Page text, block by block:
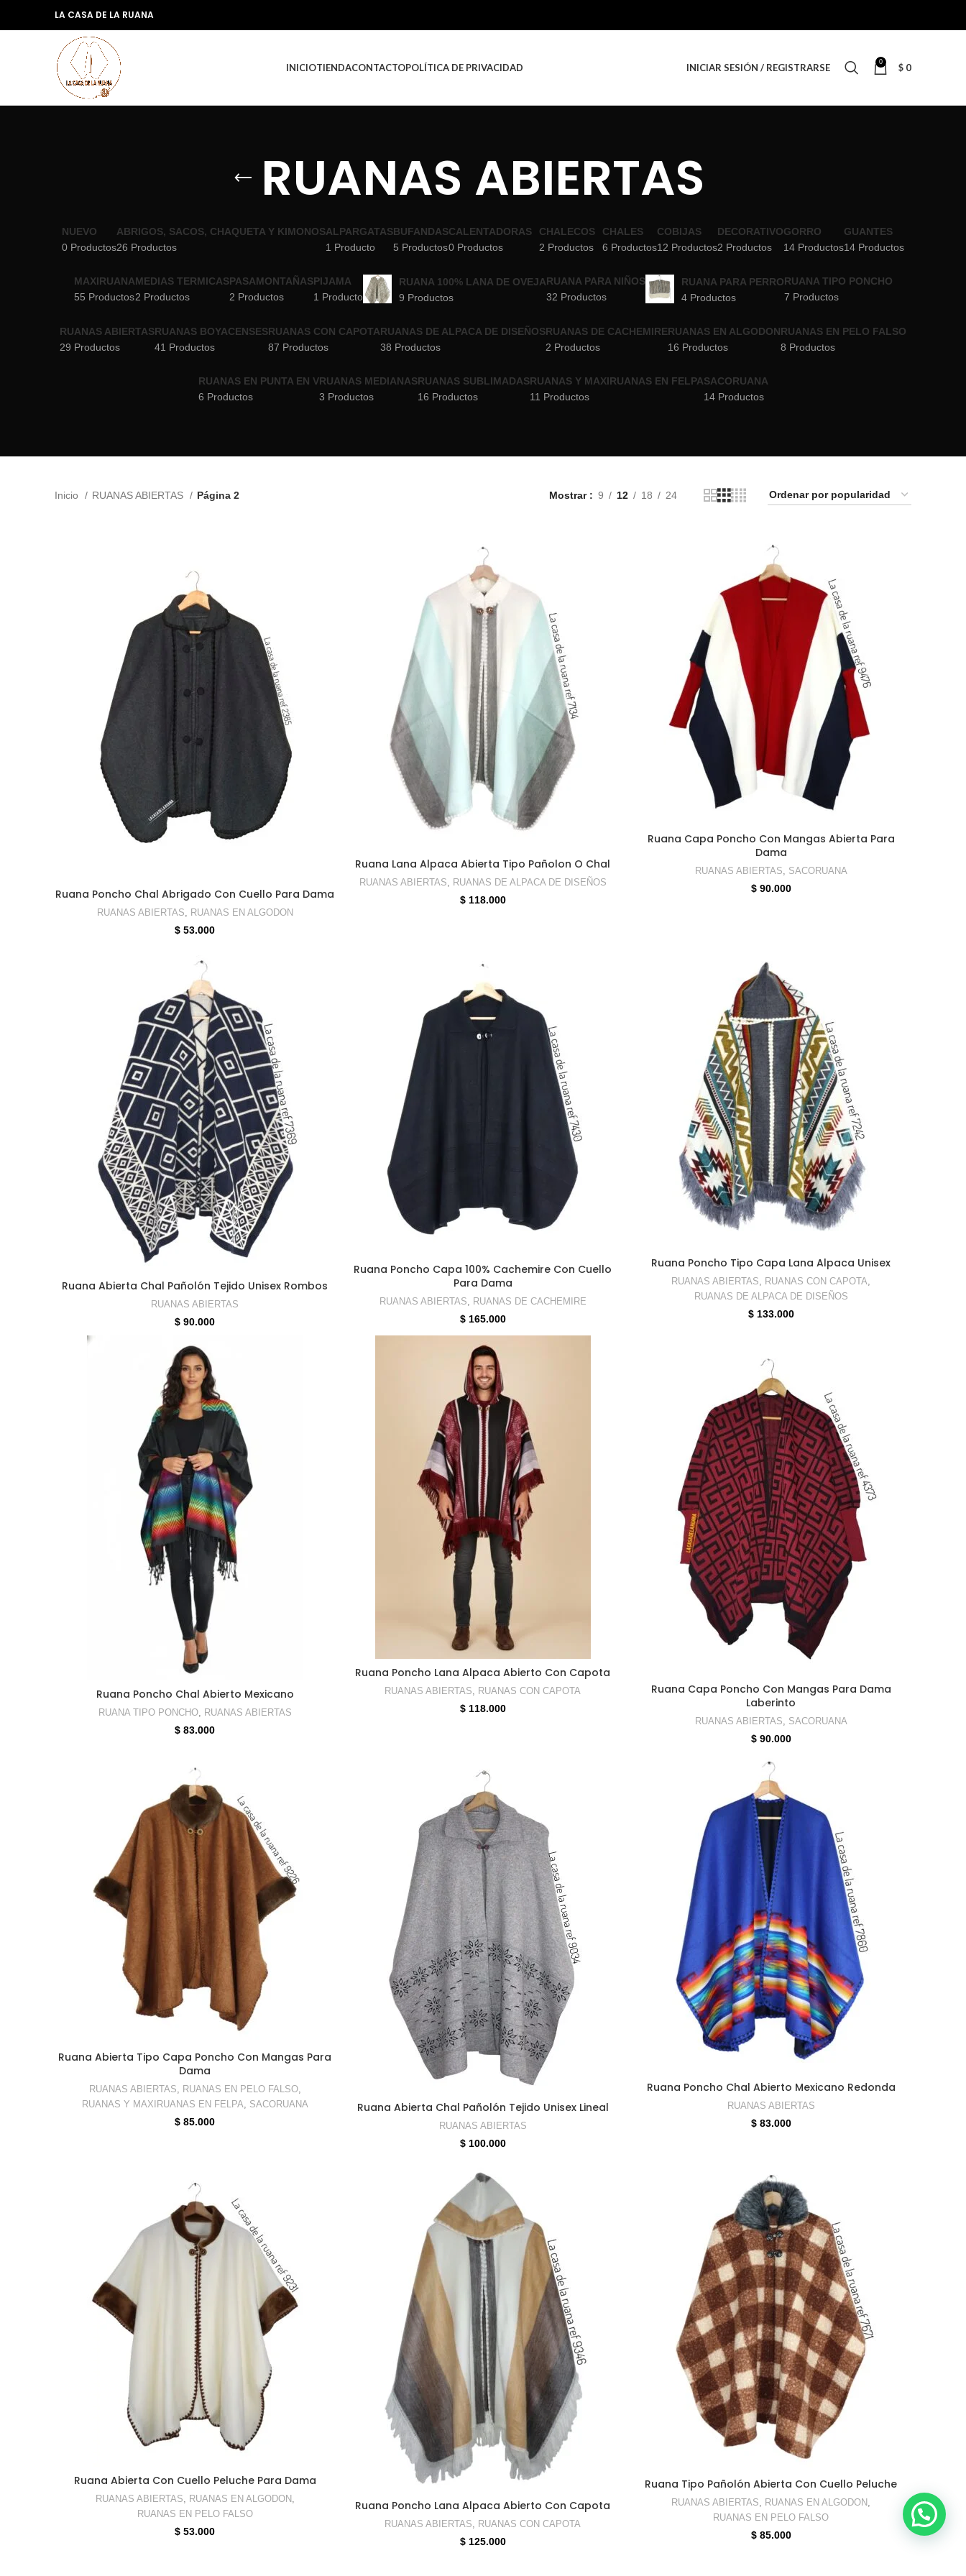
LA CASA DE LA RUANA
INICIOTIENDACONTACTOPOLÍTICA DE PRIVACIDAD INICIAR SESIÓN / REGISTRARSE 0 $ 0
RUANAS ABIERTAS
NUEVO
0 Productos
ABRIGOS, SACOS, CHAQUETA Y KIMONOS
26 Productos
ALPARGATAS
1 Producto
BUFANDAS
5 Productos
CALENTADORAS
0 Productos
CHALECOS
2 Productos
CHALES
6 Productos
COBIJAS
12 Productos
DECORATIVO
2 Productos
GORRO
14 Productos
GUANTES
14 Productos
MAXIRUANA
55 Productos
MEDIAS TERMICAS
2 Productos
PASAMONTAÑAS
2 Productos
PIJAMA
1 Producto
RUANA 100% LANA DE OVEJA
9 Productos
RUANA PARA NIÑOS
32 Productos
RUANA PARA PERRO
4 Productos
RUANA TIPO PONCHO
7 Productos
RUANAS ABIERTAS
29 Productos
RUANAS BOYACENSES
41 Productos
RUANAS CON CAPOTA
87 Productos
RUANAS DE ALPACA DE DISEÑOS
38 Productos
RUANAS DE CACHEMIRE
2 Productos
RUANAS EN ALGODON
16 Productos
RUANAS EN PELO FALSO
8 Productos
RUANAS EN PUNTA EN V
6 Productos
RUANAS MEDIANAS
3 Productos
RUANAS SUBLIMADAS
16 Productos
RUANAS Y MAXIRUANAS EN FELPA
11 Productos
SACORUANA
14 Productos
Inicio RUANAS ABIERTAS Página 2 Mostrar 9 12 18 24
SELECCIONAR OPCIONES
Ruana Poncho Chal Abrigado Con Cuello Para Dama
RUANAS ABIERTAS, RUANAS EN ALGODON
$ 53.000
SELECCIONAR OPCIONES
Ruana Lana Alpaca Abierta Tipo Pañolon O Chal
RUANAS ABIERTAS, RUANAS DE ALPACA DE DISEÑOS
$118.000
SELECCIONAR OPCIONES
Ruana Capa Poncho Con Mangas Abierta Para
Dama
RUANAS ABIERTAS, SACORUANA
$90.000
SELECCIONAR OPCIONES
Ruana Abierta Chal Pañolón Tejido Unisex Rombos
RUANAS ABIERTAS
$ 90.000
SELECCIONAR OPCIONES
Ruana Poncho Capa 100% Cachemire Con Cuello
Para Dama
RUANAS ABIERTAS, RUANAS DE CACHEMIRE
$165.000
SELECCIONAR OPCIONES
Ruana Poncho Tipo Capa Lana Alpaca Unisex
RUANAS ABIERTAS, RUANAS CON CAPOTA,
RUANAS DE ALPACA DE DISEÑOS
$133.000
SELECCIONAR OPCIONES
Ruana Poncho Chal Abierto Mexicano
RUANA TIPO PONCHO, RUANAS ABIERTAS
$ 83.000
SELECCIONAR OPCIONES
Ruana Poncho Lana Alpaca Abierto Con Capota
RUANAS ABIERTAS, RUANAS CON CAPOTA
$118.000
SELECCIONAR OPCIONES
Ruana Capa Poncho Con Mangas Para Dama
Laberinto
RUANAS ABIERTAS, SACORUANA
$90.000
SELECCIONAR OPCIONES
Ruana Abierta Tipo Capa Poncho Con Mangas Para
Dama
RUANAS ABIERTAS, RUANAS EN PELO FALSO,
RUANAS Y MAXIRUANAS EN FELPA, SACORUANA
$ 85.000
SELECCIONAR OPCIONES
Ruana Abierta Chal Pañolón Tejido Unisex Lineal
RUANAS ABIERTAS
$100.000
SELECCIONAR OPCIONES
Ruana Poncho Chal Abierto Mexicano Redonda
RUANAS ABIERTAS
$83.000
SELECCIONAR OPCIONES
Ruana Abierta Con Cuello Peluche Para Dama
RUANAS ABIERTAS, RUANAS EN ALGODON ,
RUANAS EN PELO FALSO
$ 53.000
SELECCIONAR OPCIONES
Ruana Poncho Lana Alpaca Abierto Con Capota
RUANAS ABIERTAS, RUANAS CON CAPOTA
$125.000
SELECCIONAR OPCIONES
Ruana Tipo Pañolón Abierta Con Cuello Peluche
RUANAS ABIERTAS, RUANAS EN ALGODON ,
RUANAS EN PELO FALSO
$85.000